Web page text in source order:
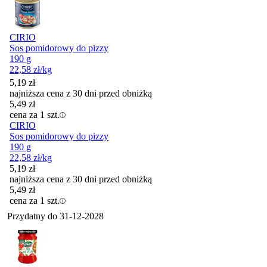
CIRIO
Sos pomidorowy do pizzy
190 g
22,58 zł/kg
5,19 zł
najniższa cena z 30 dni przed obniżką
5,49 zł
cena za 1 szt.
CIRIO
Sos pomidorowy do pizzy
190 g
22,58 zł/kg
5,19 zł
najniższa cena z 30 dni przed obniżką
5,49 zł
cena za 1 szt.
Przydatny do 31-12-2028